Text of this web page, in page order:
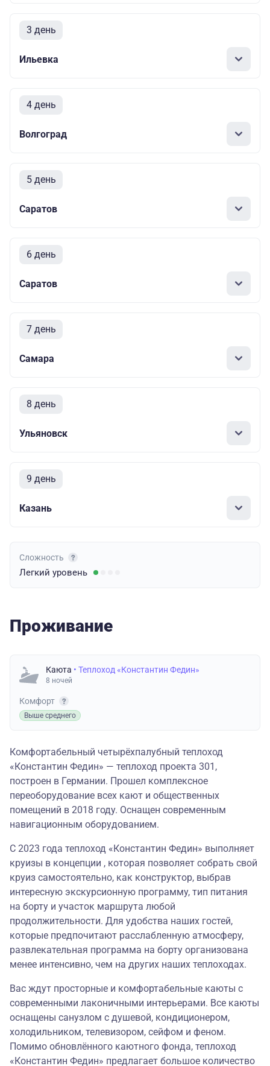
3 день
Ильевка
4 день
Волгоград
5 день
Саратов
6 день
Саратов
7 день
Самара
8 день
Ульяновск
9 день
Казань
Сложность
Легкий уровень
Проживание
Каюта • Теплоход «Константин Федин»
8 ночей
Комфорт
Выше среднего
Комфортабельный четырёхпалубный теплоход
«Константин Федин» — теплоход проекта 301,
построен в Германии. Прошел комплексное
переоборудование всех кают и общественных
помещений в 2018 году. Оснащен современным
навигационным оборудованием.
С 2023 года теплоход «Константин Федин» выполняет
круизы в концепции , которая позволяет собрать свой
круиз самостоятельно, как конструктор, выбрав
интересную экскурсионную программу, тип питания
на борту и участок маршрута любой
продолжительности. Для удобства наших гостей,
которые предпочитают расслабленную атмосферу,
развлекательная программа на борту организована
менее интенсивно, чем на других наших теплоходах.
Вас ждут просторные и комфортабельные каюты с
современными лаконичными интерьерами. Все каюты
оснащены санузлом с душевой, кондиционером,
холодильником, телевизором, сейфом и феном.
Помимо обновлённого каютного фонда, теплоход
«Константин Федин» предлагает большое количество